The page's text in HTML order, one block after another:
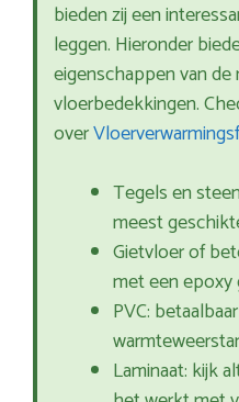
bieden zij een
leggen. Hieronder
eigenschappen van
vloerbedekkingen.
over
Tegels en
meest
Gietvloer of
met een epoxy
PVC:
Laminaat: kijk